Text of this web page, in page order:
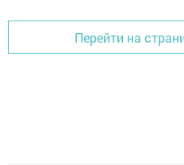
Перейти на